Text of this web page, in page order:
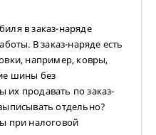
в заказ-наряде
В заказ-наряде есть
например, ковры,
шины без
продавать по заказ-
отдельно?
при налоговой